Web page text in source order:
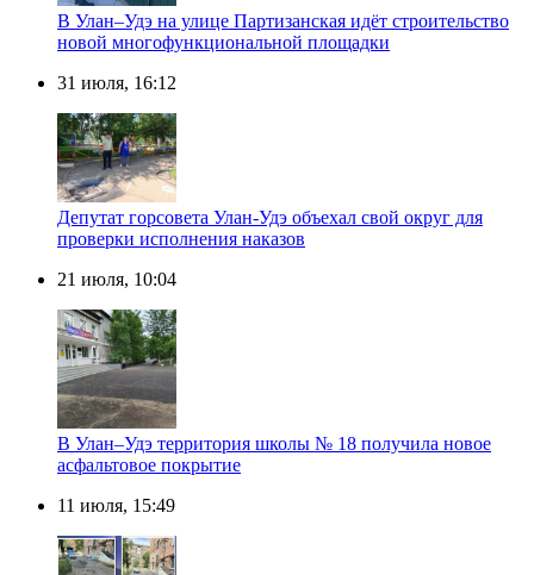
В Улан–Удэ на улице Партизанская идёт строительство
новой многофункциональной площадки
31 июля, 16:12
Депутат горсовета Улан-Удэ объехал свой округ для
проверки исполнения наказов
21 июля, 10:04
В Улан–Удэ территория школы № 18 получила новое
асфальтовое покрытие
11 июля, 15:49